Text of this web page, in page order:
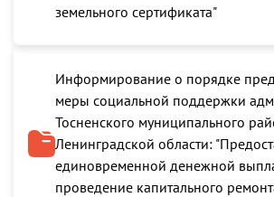
земельного сертификата"
Информирование о порядке
меры социальной поддержки
Тосненского муниципального
Ленинградской области:
единовременной денежной
проведение капитального